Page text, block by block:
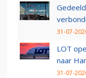
31-07-
LOT
naar
31-07-